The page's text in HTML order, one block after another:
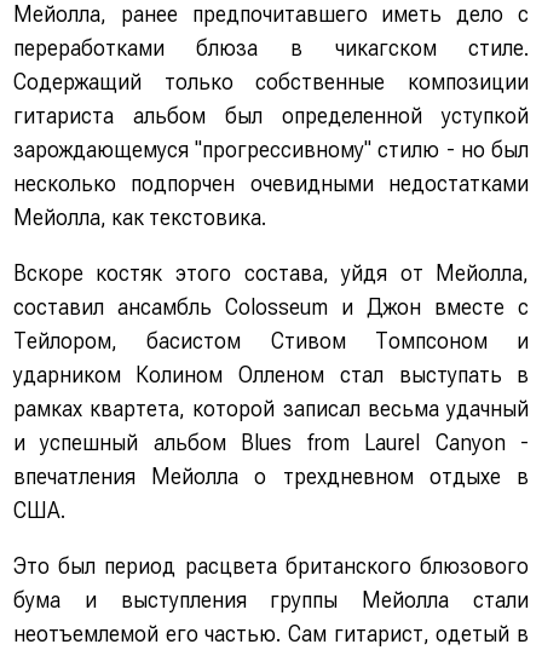
Мейолла, ранее предпочитавшего иметь дело с
переработками блюза в чикагском стиле.
Содержащий только собственные композиции
гитариста альбом был определенной уступкой
зарождающемуся "прогрессивному" стилю - но был
несколько подпорчен очевидными недостатками
Мейолла, как текстовика.
Вскоре костяк этого состава, уйдя от Мейолла,
составил ансамбль Colosseum и Джон вместе с
Тейлором, басистом Стивом Томпсоном и
ударником Колином Олленом стал выступать в
рамках квартета, которой записал весьма удачный
и успешный альбом Blues from Laurel Canyon -
впечатления Мейолла о трехдневном отдыхе в
США.
Это был период расцвета британского блюзового
бума и выступления группы Мейолла стали
неотъемлемой его частью. Сам гитарист, одетый в